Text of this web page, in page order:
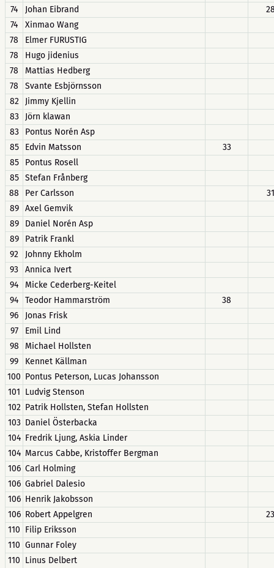
74
Johan Eibrand
74
Xinmao Wang
78
Elmer FURUSTIG
78
Hugo jidenius
78
Mattias Hedberg
78
Svante Esbjörnsson
82
Jimmy Kjellin
83
Jörn klawan
83
Pontus Norén Asp
85
Edvin Matsson
33
85
Pontus Rosell
85
Stefan Frånberg
88
Per Carlsson
31
89
Axel Gemvik
89
Daniel Norén Asp
89
Patrik Frankl
92
Johnny Ekholm
93
Annica Ivert
94
Micke Cederberg-Keitel
94
Teodor Hammarström
38
96
Jonas Frisk
97
Emil Lind
98
Michael Hollsten
99
Kennet Källman
100 Pontus Peterson, Lucas Johansson
101 Ludvig Stenson
102 Patrik Hollsten, Stefan Hollsten
103 Daniel Österbacka
104 Fredrik Ljung, Askia Linder
104 Marcus Cabbe, Kristoffer Bergman
106 Carl Holming
106 Gabriel Dalesio
106 Henrik Jakobsson
106 Robert Appelgren
23
110 Filip Eriksson
110 Gunnar Foley
110 Linus Delbert